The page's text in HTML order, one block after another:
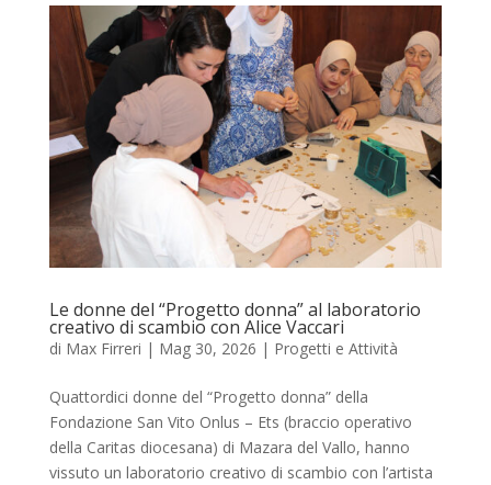
Le donne del “Progetto donna” al laboratorio
creativo di scambio con Alice Vaccari
di Max Firreri | Mag 30, 2026 | Progetti e Attività
Quattordici donne del “Progetto donna” della
Fondazione San Vito Onlus – Ets (braccio operativo
della Caritas diocesana) di Mazara del Vallo, hanno
vissuto un laboratorio creativo di scambio con l’artista